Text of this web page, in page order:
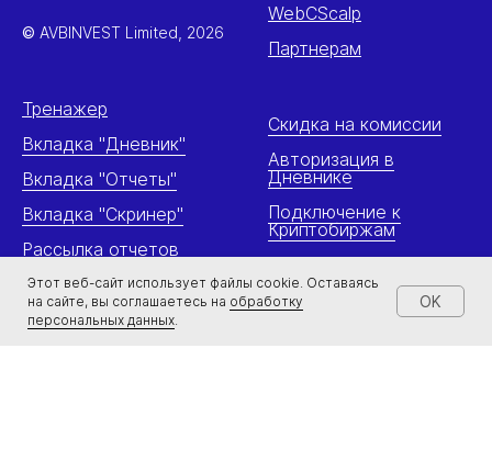
Этот веб-сайт использует файлы cookie. Оставаясь
на сайте, вы соглашаетесь на обработку
персональных данных.
OK
© AVBINVEST Limited, 2026
WebCScalp
Партнерам
Тренажер
Вкладка "Дневник"
Вкладка "Отчеты"
Вкладка "Скринер"
Рассылка отчетов
Cкидка на комиссии
Авторизация в
Дневнике
Подключение к
Криптобиржам
Подключение к
Брокерам